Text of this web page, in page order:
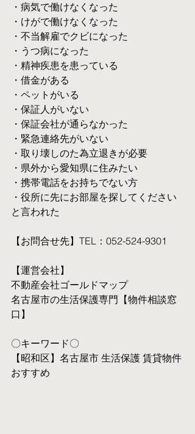
・病気で働けなくなった
・けがで働けなくなった
・不当解雇でクビになった
・うつ病になった
・精神疾患を患っている
・借金がある
・ペットがいる
・保証人がいない
・保証会社が通らなかった
・緊急連絡先がいない
・取り壊しのた為立退きが必要
・県外から愛知県に住みたい
・携帯電話をお持ちでない方
・役所に先にお部屋を探してください
と言われた
【お問合せ先】TEL：052-524-9301
【運営会社】
不動産会社ゴールドマップ
名古屋市の生活保護専門【物件相談窓
口】
〇キーワード〇
【昭和区】名古屋市 生活保護 賃貸物件
おすすめ